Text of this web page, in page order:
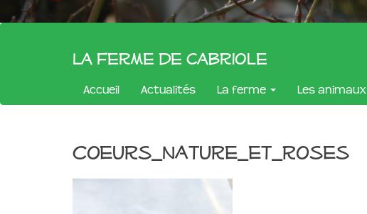
La Ferme de Cabriole
Accueil Actualités La ferme Les animaux
coeurs_nature_et_roses